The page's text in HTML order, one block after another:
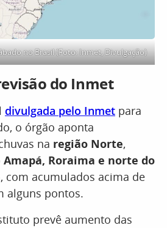
no Brasil (Foto: Inmet, Divulgação)
do Inmet
divulgada pelo Inmet para
o órgão aponta
na região Norte,
Amapá, Roraima e norte do
, com acumulados acima de
alguns pontos.
prevê aumento das